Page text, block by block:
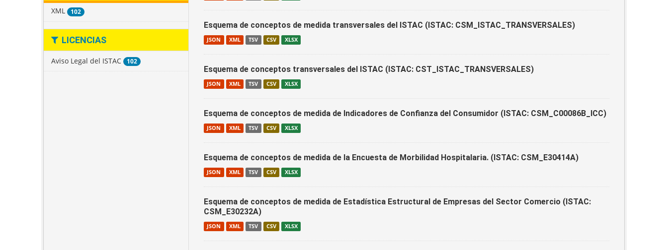
XML 102
LICENCIAS
Aviso Legal del ISTAC 102
Esquema de conceptos de medida transversales del ISTAC (ISTAC: CSM_ISTAC_TRANSVERSALES)
JSON XML TSV CSV XLSX
Esquema de conceptos transversales del ISTAC (ISTAC: CST_ISTAC_TRANSVERSALES)
JSON XML TSV CSV XLSX
Esquema de conceptos de medida de Indicadores de Confianza del Consumidor (ISTAC: CSM_C00086B_ICC)
JSON XML TSV CSV XLSX
Esquema de conceptos de medida de la Encuesta de Morbilidad Hospitalaria. (ISTAC: CSM_E30414A)
JSON XML TSV CSV XLSX
Esquema de conceptos de medida de Estadística Estructural de Empresas del Sector Comercio (ISTAC:
CSM_E30232A)
JSON XML TSV CSV XLSX